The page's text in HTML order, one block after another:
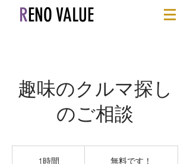
RENO VALUE
趣味のクルマ探し
のご相談
1時間 無料です！